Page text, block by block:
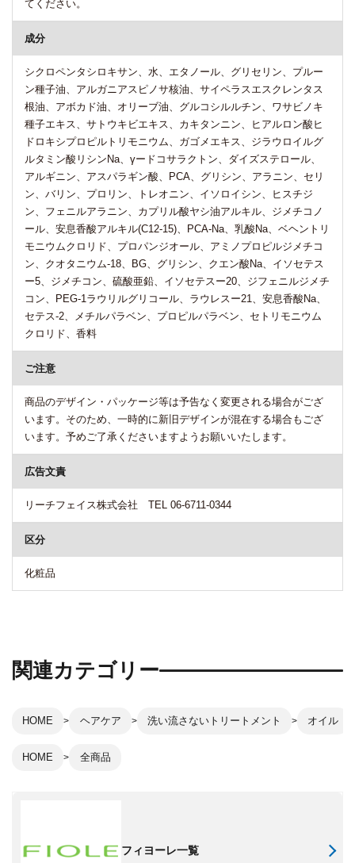
てください。
成分
シクロペンタシロキサン、水、エタノール、グリセリン、プルー
ン種子油、アルガニアスピノサ核油、サイペラスエスクレンタス
根油、アボカド油、オリーブ油、グルコシルルチン、ワサビノキ
種子エキス、サトウキビエキス、カキタンニン、ヒアルロン酸ヒ
ドロキシプロピルトリモニウム、ガゴメエキス、ジラウロイルグ
ルタミン酸リシンNa、γードコサラクトン、ダイズステロール、
アルギニン、アスパラギン酸、PCA、グリシン、アラニン、セリ
ン、バリン、プロリン、トレオニン、イソロイシン、ヒスチジ
ン、フェニルアラニン、カプリル酸ヤシ油アルキル、ジメチコノ
ール、安息香酸アルキル(C12-15)、PCA-Na、乳酸Na、ベヘントリ
モニウムクロリド、プロパンジオール、アミノプロピルジメチコ
ン、クオタニウム-18、BG、グリシン、クエン酸Na、イソセテス
ー5、ジメチコン、硫酸亜鉛、イソセテスー20、ジフェニルジメチ
コン、PEG-1ラウリルグリコール、ラウレスー21、安息香酸Na、
セテス-2、メチルパラベン、プロピルパラベン、セトリモニウム
クロリド、香料
ご注意
商品のデザイン・パッケージ等は予告なく変更される場合がござ
います。そのため、一時的に新旧デザインが混在する場合もござ
います。予めご了承くださいますようお願いいたします。
広告文責
リーチフェイス株式会社 TEL 06-6711-0344
区分
化粧品
関連カテゴリー
HOME ヘアケア 洗い流さないトリートメント オイル
HOME 全商品
フィヨーレ一覧